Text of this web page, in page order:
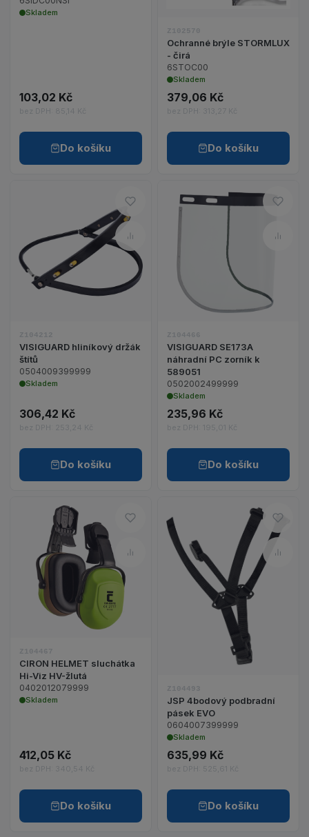
Skladem
103,02 Kč
bez DPH: 85,14 Kč
Do košíku
Z102570
Ochranné brýle STORMLUX
- čirá
6STOC00
Skladem
379,06 Kč
bez DPH: 313,27 Kč
Do košíku
Do oblíbených – VISIGUARD
Porovnat – VISIGUARD
Zobrazit detail produktu VISIGUARD hliníkový
Z104212
VISIGUARD hliníkový držák
štítů
0504009399999
Skladem
306,42 Kč
bez DPH: 253,24 Kč
Do košíku
Do
Zobrazit detail
Z104466
VISIGUARD SE173A
náhradní PC zorník k
589051
0502002499999
Skladem
235,96 Kč
bez DPH: 195,01 Kč
Do košíku
Do oblíbených – CIRON
Porovnat – CIRON HELMET
Zobrazit detail produktu CIRON HELMET
Z104467
CIRON HELMET sluchátka
Hi-Viz HV-žlutá
0402012079999
Skladem
412,05 Kč
bez DPH: 340,54 Kč
Do košíku
Do
Zobrazit detail
Z104493
JSP 4bodový podbradní
pásek EVO
0604007399999
Skladem
635,99 Kč
bez DPH: 525,61 Kč
Do košíku